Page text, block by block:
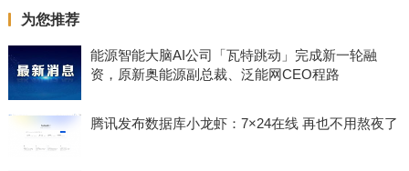
为您推荐
能源智能大脑AI公司「瓦特跳动」完成新一轮融
资，原新奥能源副总裁、泛能网CEO程路
腾讯发布数据库小龙虾：7×24在线 再也不用熬夜了